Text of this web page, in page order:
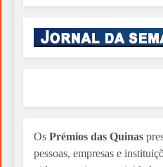
Os Prémios das Quinas
pessoas, empresas e